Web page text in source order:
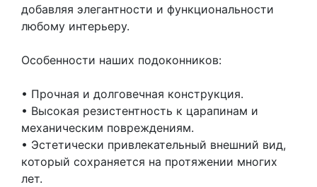
добавляя элегантности и функциональности
любому интерьеру.
Особенности наших подоконников:
• Прочная и долговечная конструкция.
• Высокая резистентность к царапинам и
механическим повреждениям.
• Эстетически привлекательный внешний вид,
который сохраняется на протяжении многих
лет.